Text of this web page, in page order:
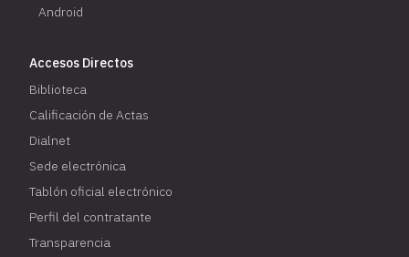
Android
Accesos Directos
Biblioteca
Calificación de Actas
Dialnet
Sede electrónica
Tablón oficial electrónico
Perfil del contratante
Transparencia